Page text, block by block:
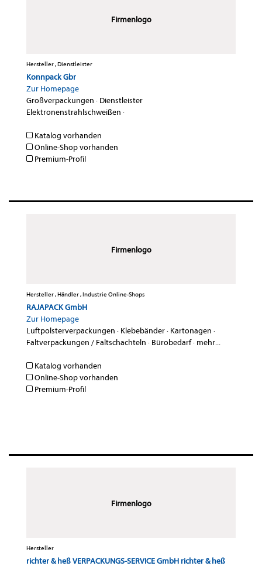
Firmenlogo
Hersteller , Dienstleister
Konnpack Gbr
Zur Homepage
Großverpackungen · Dienstleister
Elektronenstrahlschweißen ·
Katalog vorhanden
Online-Shop vorhanden
Premium-Profil
Firmenlogo
Hersteller , Händler , Industrie Online-Shops
RAJAPACK GmbH
Zur Homepage
Luftpolsterverpackungen · Klebebänder· Kartonagen ·
Faltverpackungen / Faltschachteln · Bürobedarf· mehr...
Katalog vorhanden
Online-Shop vorhanden
Premium-Profil
Firmenlogo
Hersteller
richter & heß VERPACKUNGS-SERVICE GmbH richter & heß